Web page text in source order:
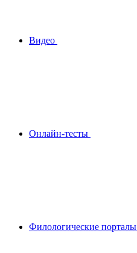
Видео
Онлайн-тесты
Филологические порталы